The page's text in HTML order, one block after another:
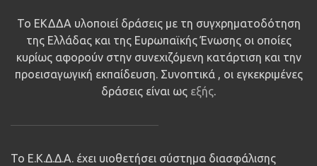
Το ΕΚΔΔΑ υλοποιεί δράσεις με τη συγχρηματοδότηση
της Ελλάδας και της Ευρωπαϊκής Ένωσης οι οποίες
κυρίως αφορούν στην συνεχιζόμενη κατάρτιση και την
προεισαγωγική εκπαίδευση. Συνοπτικά , οι εγκεκριμένες
δράσεις είναι ως εξής.
Το Ε.Κ.Δ.Δ.Α. έχει υιοθετήσει σύστημα διασφάλισης